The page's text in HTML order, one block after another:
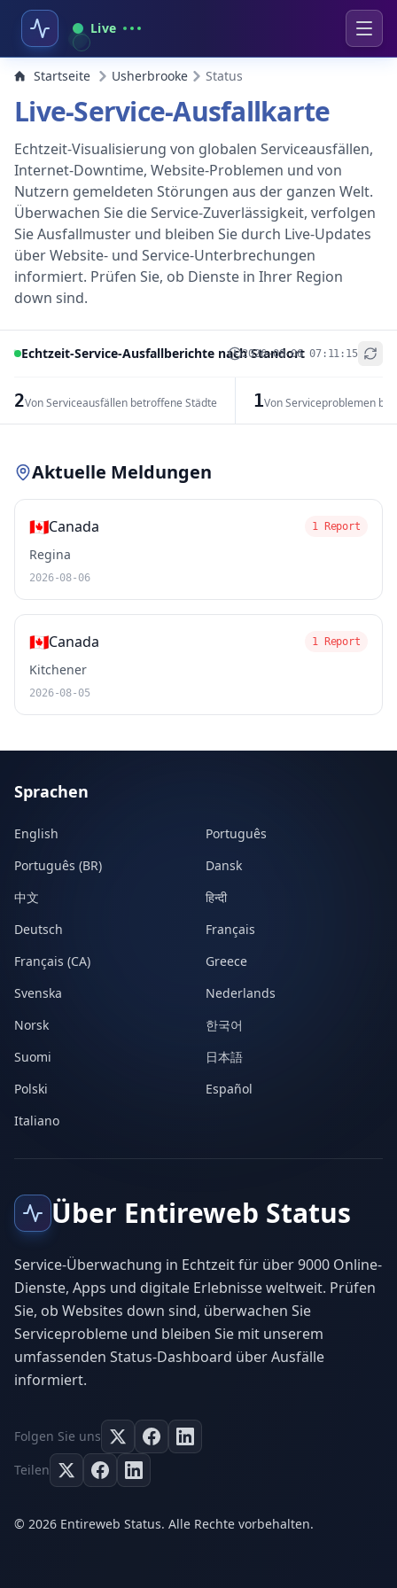
Live
Startseite Usherbrooke Status
Live-Service-Ausfallkarte
Echtzeit-Visualisierung von globalen Serviceausfällen,
Internet-Downtime, Website-Problemen und von
Nutzern gemeldeten Störungen aus der ganzen Welt.
Überwachen Sie die Service-Zuverlässigkeit, verfolgen
Sie Ausfallmuster und bleiben Sie durch Live-Updates
über Website- und Service-Unterbrechungen
informiert. Prüfen Sie, ob Dienste in Ihrer Region
down sind.
Echtzeit-Service-Ausfallberichte nach Standort
2026-08-06 07:11:15
2Von Serviceausfällen betroffene Städte 1Von Serviceproblemen
+
Aktuelle Meldungen
🇨🇦Canada 1 Report
Regina
2026-08-06
🇨🇦Canada 1 Report
Kitchener
2026-08-05
Sprachen
English
Português
Português (BR)
Dansk
中文
हिन्दी
Deutsch
Français
Français (CA)
Greece
Svenska
Nederlands
Norsk
한국어
Suomi
日本語
Polski
Español
Italiano
Über Entireweb Status
Service-Überwachung in Echtzeit für über 9000 Online-
Dienste, Apps und digitale Erlebnisse weltweit. Prüfen
Sie, ob Websites down sind, überwachen Sie
Serviceprobleme und bleiben Sie mit unserem
umfassenden Status-Dashboard über Ausfälle
informiert.
Folgen Sie uns
Teilen
© 2026 Entireweb Status. Alle Rechte vorbehalten.